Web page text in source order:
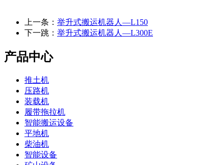
上一条： 举升式搬运机器人—L150
下一跳： 举升式搬运机器人—L300E
产品中心
推土机
压路机
装载机
履带拖拉机
智能搬运设备
平地机
柴油机
智能设备